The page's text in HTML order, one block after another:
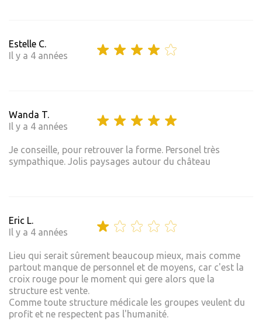
Estelle C.
Il y a 4 années
Wanda T.
Il y a 4 années
Je conseille, pour retrouver la forme. Personel très
sympathique. Jolis paysages autour du château
Eric L.
Il y a 4 années
Lieu qui serait sûrement beaucoup mieux, mais comme
partout manque de personnel et de moyens, car c'est la
croix rouge pour le moment qui gere alors que la
structure est vente.
Comme toute structure médicale les groupes veulent du
profit et ne respectent pas l'humanité.